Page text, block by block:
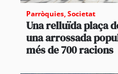
Parròquies,Societat
Una relluïda plaça
una arrossada
més de 700 racions